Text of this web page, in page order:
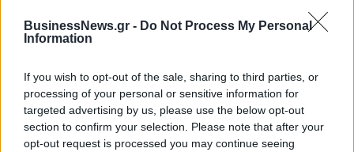
BusinessNews.gr - Do Not Process My Personal
Information
If you wish to opt-out of the sale, sharing to third parties, or
processing of your personal or sensitive information for
targeted advertising by us, please use the below opt-out
section to confirm your selection. Please note that after your
opt-out request is processed you may continue seeing
Από τη Δυτική Αττική στη Νότια Γαλλία : Οι εμπειρίες
Ελλήνων και Γάλλων πυροσβεστών από τα πύρινα
μέτωπα
Δεύτερη πηγή εισοδήματος για τους επαγγελματίες
ψαράδες ο αλιευτικός τουρισμός
09/08/2026 - 12:08 ΤΟΥΡΙΣΜΟΣ